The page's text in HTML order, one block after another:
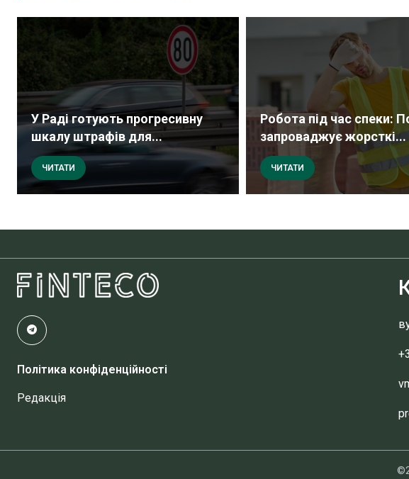
У Раді готують прогресивну
шкалу штрафів для...
ЧИТАТИ
Робота під час спеки:
запроваджує жорсткі...
ЧИТАТИ
Політика конфіденційності
Редакція